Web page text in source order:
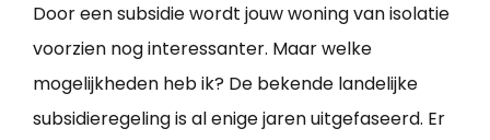
Door een subsidie wordt jouw woning van isolatie
voorzien nog interessanter. Maar welke
mogelijkheden heb ik? De bekende landelijke
subsidieregeling is al enige jaren uitgefaseerd. Er